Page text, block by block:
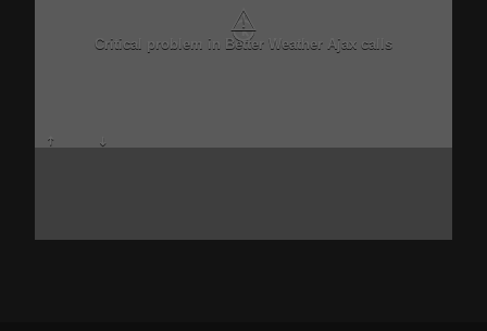
⚠
Critical problem in Better Weather Ajax calls